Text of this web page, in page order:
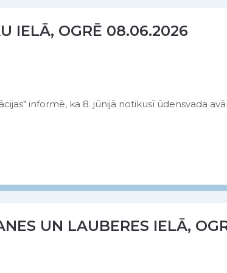
IELĀ, OGRĒ 08.06.2026
informē, ka 8. jūnijā notikusī ūdensvada
UN LAUBERES IELĀ,